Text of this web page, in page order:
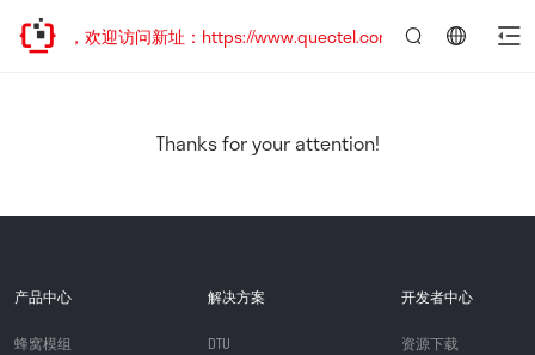
已迁移，欢迎访问新址：https://www.quectel.com.cn
Thanks for your attention!
产品中心
蜂窝模组
解决方案
DTU
开发者中心
资源下载